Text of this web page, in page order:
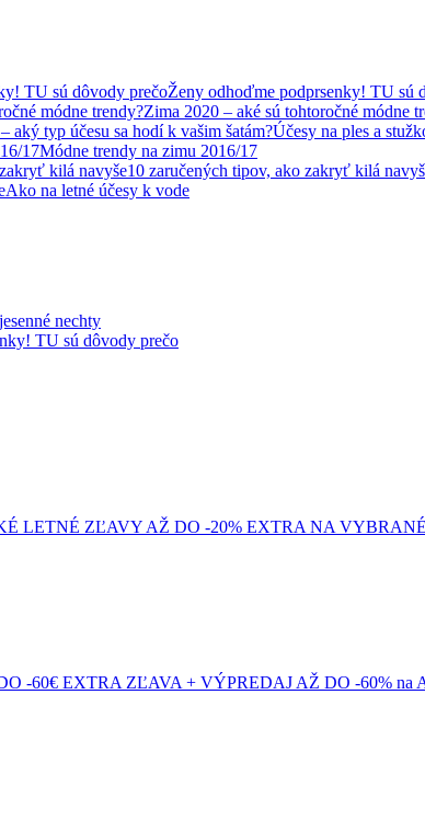
Ženy odhoďme podprsenky! TU sú
Zima 2020 – aké sú tohtoročné módne
Účesy na ples a
Módne trendy na zimu 2016/17
10 zaručených tipov, ako zakryť kilá
Ako na letné účesy k vode
nechty
TU sú dôvody prečo
LETNÉ ZĽAVY AŽ DO -20% EXTRA NA VYBRANÉ
-60€ EXTRA ZĽAVA + VÝPREDAJ AŽ DO -60% na